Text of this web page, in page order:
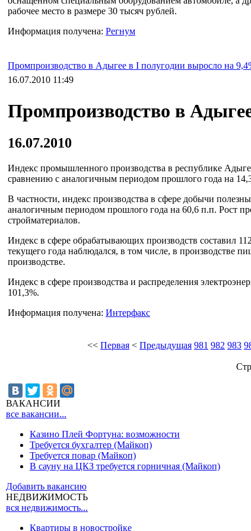
рабочее место в размере 30 тысяч рублей.
Информация получена: Регнум
Промпроизводство в Адыгее в I полугодии выросло на
16.07.2010 11:49
Промпроизводство в
16.07.2010
Индекс промышленного производства в республике
сравнению с аналогичным периодом прошлого года на
В частности, индекс производства в сфере добычи
аналогичным периодом прошлого года на 60,6 п.п. Рост
стройматериалов.
Индекс в сфере обрабатывающих производств составил
текущего года наблюдался, в том числе, в производстве
производстве.
Индекс в сфере производства и распределения
101,3%.
Информация получена: Интерфакс
<< Первая < Предыдущая 981 982 983
ВАКАНСИИ
все вакансии...
Казино Плей Фортуна: возможности
Требуется бухгалтер (Майкоп)
Требуется повар (Майкоп)
В сауну на ЦКЗ требуется горничная (Майкоп)
Добавить вакансию
НЕДВИЖИМОСТЬ
вся недвижимость...
Квартиры в новостройке